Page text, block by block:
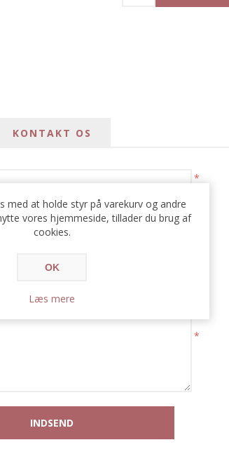
KONTAKT OS
*
*
med at holde styr på varekurv og andre
vores hjemmeside, tillader du brug af
cookies.
OK
Læs mere